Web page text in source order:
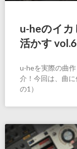
u-heのイ
活かす vol.6
u-heを実際の曲
介！今回は、曲
の1）